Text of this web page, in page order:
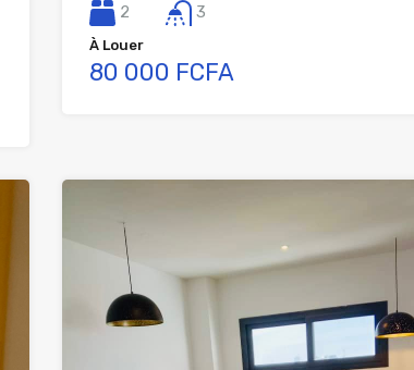
2
3
À Louer
80 000 FCFA